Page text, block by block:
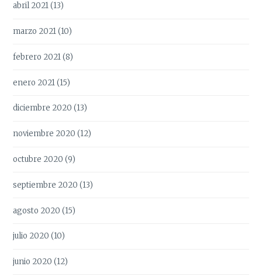
abril 2021(13)
marzo 2021(10)
febrero 2021(8)
enero 2021(15)
diciembre 2020 (13)
noviembre 2020 (12)
octubre 2020 (9)
septiembre 2020 (13)
agosto 2020 (15)
julio 2020 (10)
junio 2020 (12)